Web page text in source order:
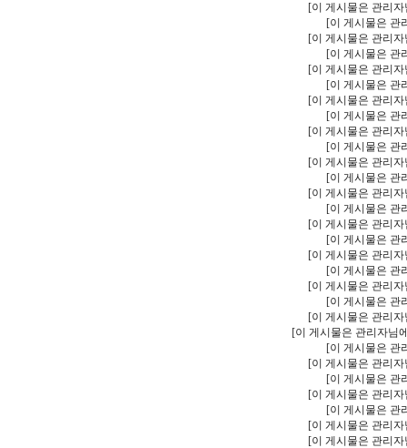
[이 게시물은 관리자
[이 게시물은 관
[이 게시물은 관리자
[이 게시물은 관
[이 게시물은 관리자
[이 게시물은 관
[이 게시물은 관리자
[이 게시물은 관
[이 게시물은 관리자
[이 게시물은 관
[이 게시물은 관리자
[이 게시물은 관
[이 게시물은 관리자
[이 게시물은 관
[이 게시물은 관리자
[이 게시물은 관
[이 게시물은 관리자
[이 게시물은 관
[이 게시물은 관리자
[이 게시물은 관
[이 게시물은 관리자
[이 게시물은 관리자님
[이 게시물은 관
[이 게시물은 관리자
[이 게시물은 관
[이 게시물은 관리자
[이 게시물은 관
[이 게시물은 관리자
[이 게시물은 관리자